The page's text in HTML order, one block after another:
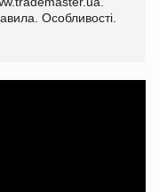
Особливості.